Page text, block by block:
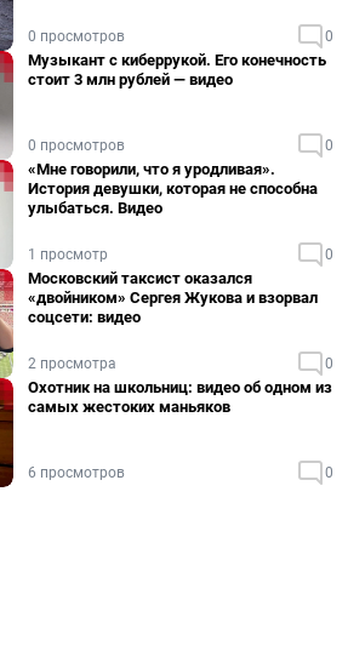
0 просмотров 0
Музыкант с киберрукой. Его конечность
стоит 3 млн рублей — видео
0 просмотров 0
«Мне говорили, что я уродливая».
История девушки, которая не способна
улыбаться. Видео
1 просмотр 0
Московский таксист оказался
«двойником» Сергея Жукова и взорвал
соцсети: видео
2 просмотра 0
Охотник на школьниц: видео об одном из
самых жестоких маньяков
6 просмотров 0